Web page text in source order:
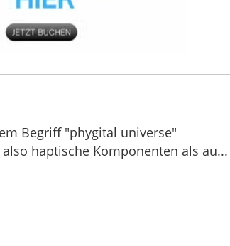
Begriff "phygital universe"
haptische Komponenten als au...